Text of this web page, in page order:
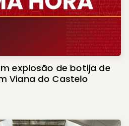
explosão de botija de
Viana do Castelo